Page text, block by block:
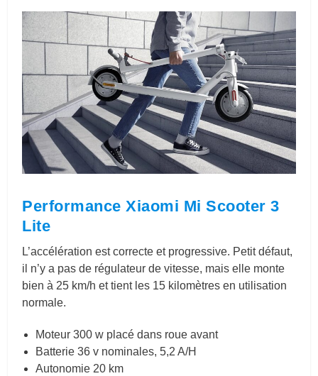
PerformanceXiaomi Mi Scooter 3
Lite
L’accélération est correcte et progressive. Petit défaut,
il n’y a pas de régulateur de vitesse, mais elle monte
bien à 25 km/h et tient les 15 kilomètres en utilisation
normale.
Moteur 300 w placé dans roue avant
Batterie 36 v nominales, 5,2 A/H
Autonomie 20 km